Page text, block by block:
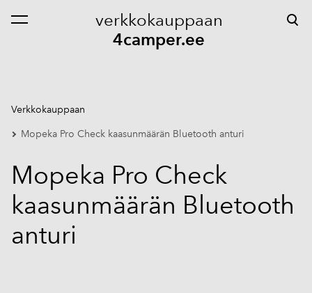
verkkokauppaan
4camper.ee
on lisätty ostoskoriin. Katso ostoskoria
Verkkokauppaan
Mopeka Pro Check kaasunmäärän Bluetooth anturi
Mopeka Pro Check
kaasunmäärän Bluetooth
anturi